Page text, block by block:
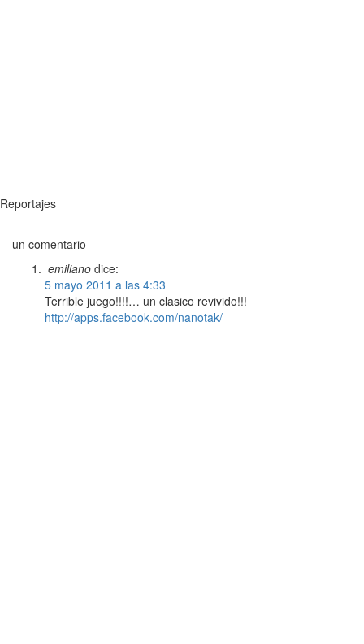
Reportajes
un comentario
emiliano dice:
5 mayo 2011 a las 4:33
Terrible juego!!!!… un clasico revivido!!!
http://apps.facebook.com/nanotak/